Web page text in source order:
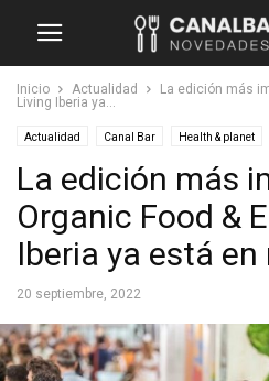
Inicio Actualidad
La edición más
Living Iberia ya...
Actualidad Canal Bar Health & planet
La edición más
Organic Food &
Iberia ya está
20 septiembre, 2022